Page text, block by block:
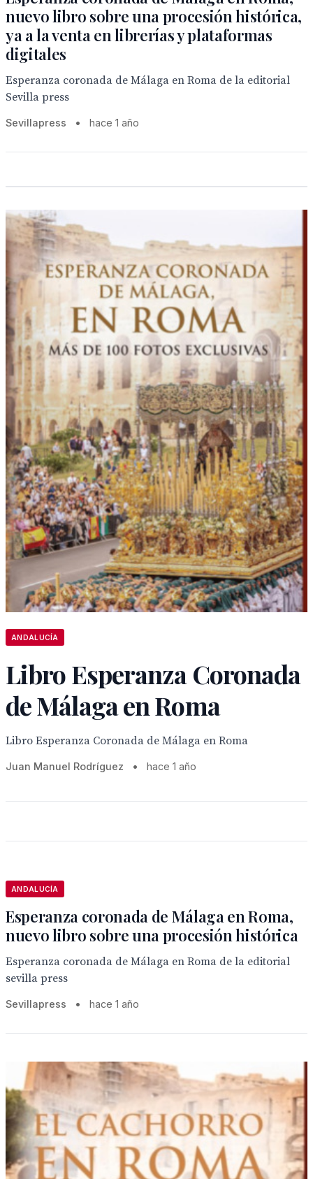
nuevo libro sobre una procesión histórica,
ya a la venta en librerías y plataformas
digitales
Esperanza coronada de Málaga en Roma de la editorial
Sevilla press
Sevillapress • hace 1 año
ANDALUCÍA
Libro Esperanza Coronada
de Málaga en Roma
Libro Esperanza Coronada de Málaga en Roma
Juan Manuel Rodríguez • hace 1 año
ANDALUCÍA
Esperanza coronada de Málaga en Roma,
nuevo libro sobre una procesión histórica
Esperanza coronada de Málaga en Roma de la editorial
sevilla press
Sevillapress • hace 1 año